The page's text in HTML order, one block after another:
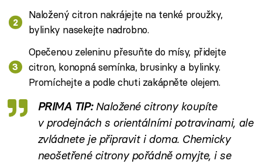
Naložený citron nakrájejte na tenké proužky,
bylinky nasekejte nadrobno.
Opečenou zeleninu přesuňte do mísy, přidejte
citron, konopná semínka, brusinky a bylinky.
Promíchejte a podle chuti zakápněte olejem.
PRIMA TIP:Naložené citrony koupíte
v prodejnách s orientálními potravinami, ale
zvládnete je připravit i doma. Chemicky
neošetřené citrony pořádně omyjte, i se